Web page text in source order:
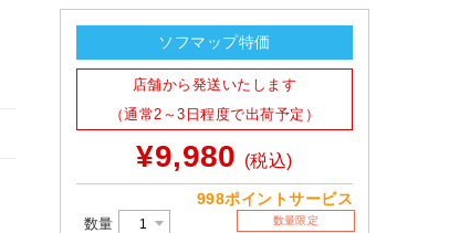
ソフマップ特価
店舗から発送いたします
（通常2～3日程度で出荷予定）
¥9,980 (税込)
998ポイントサービス
数量 数量限定